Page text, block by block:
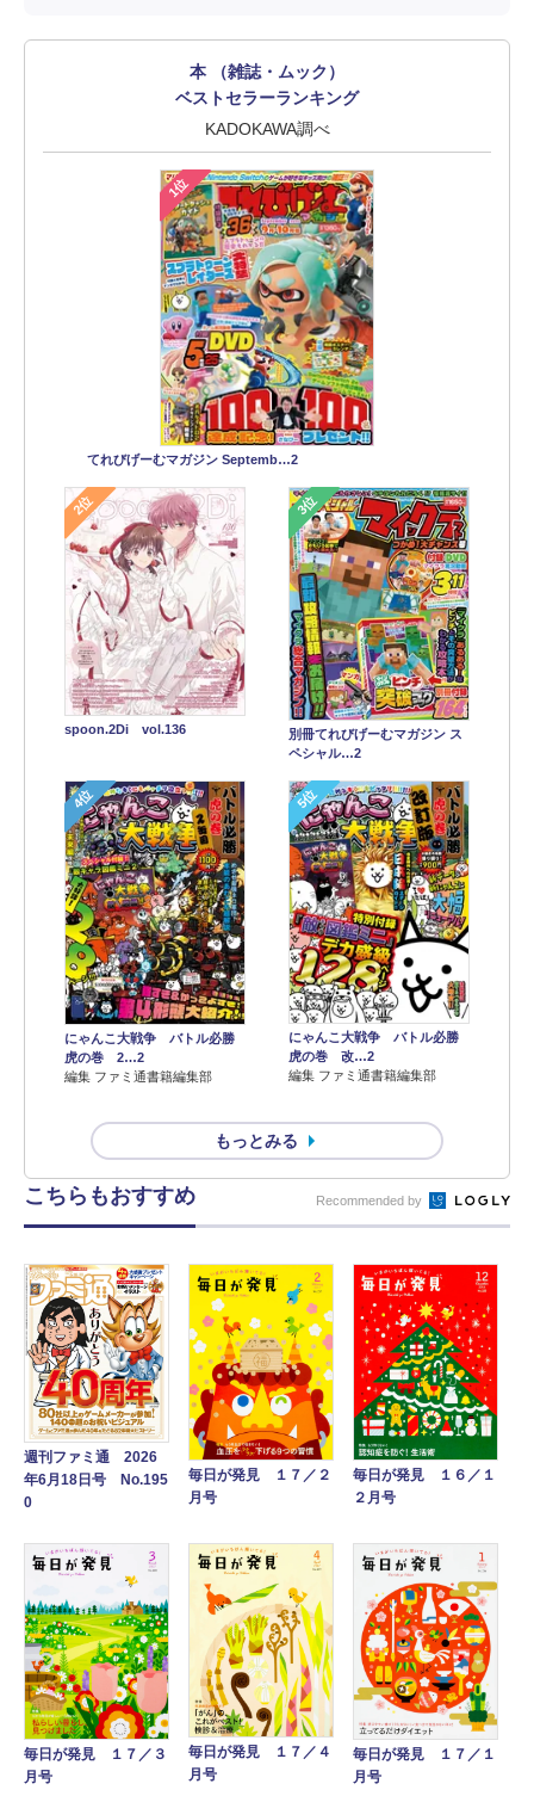
本 （雑誌・ムック）
ベストセラーランキング
KADOKAWA調べ
1位
てれびげーむマガジン Septemb…2
2位
spoon.2Di vol.136
3位
別冊てれびげーむマガジン ス
ペシャル…2
4位
にゃんこ大戦争 バトル必勝
虎の巻 2…2
編集 ファミ通書籍編集部
5位
にゃんこ大戦争 バトル必勝
虎の巻 改…2
編集 ファミ通書籍編集部
もっとみる
こちらもおすすめ Recommended by
週刊ファミ通 2026
年6月18日号 No.195
0
毎日が発見 １７／２
月号
毎日が発見 １６／１
２月号
毎日が発見 １７／３
月号
毎日が発見 １７／４
月号
毎日が発見 １７／１
月号